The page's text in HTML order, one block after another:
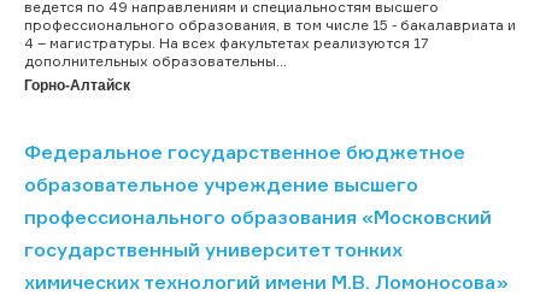
ведется по 49 направлениям и специальностям высшего
профессионального образования, в том числе 15 - бакалавриата и
4 – магистратуры. На всех факультетах реализуются 17
дополнительных образовательны...
Горно-Алтайск
Федеральное государственное бюджетное
образовательное учреждение высшего
профессионального образования «Московский
государственный университет тонких
химических технологий имени М.В. Ломоносова»